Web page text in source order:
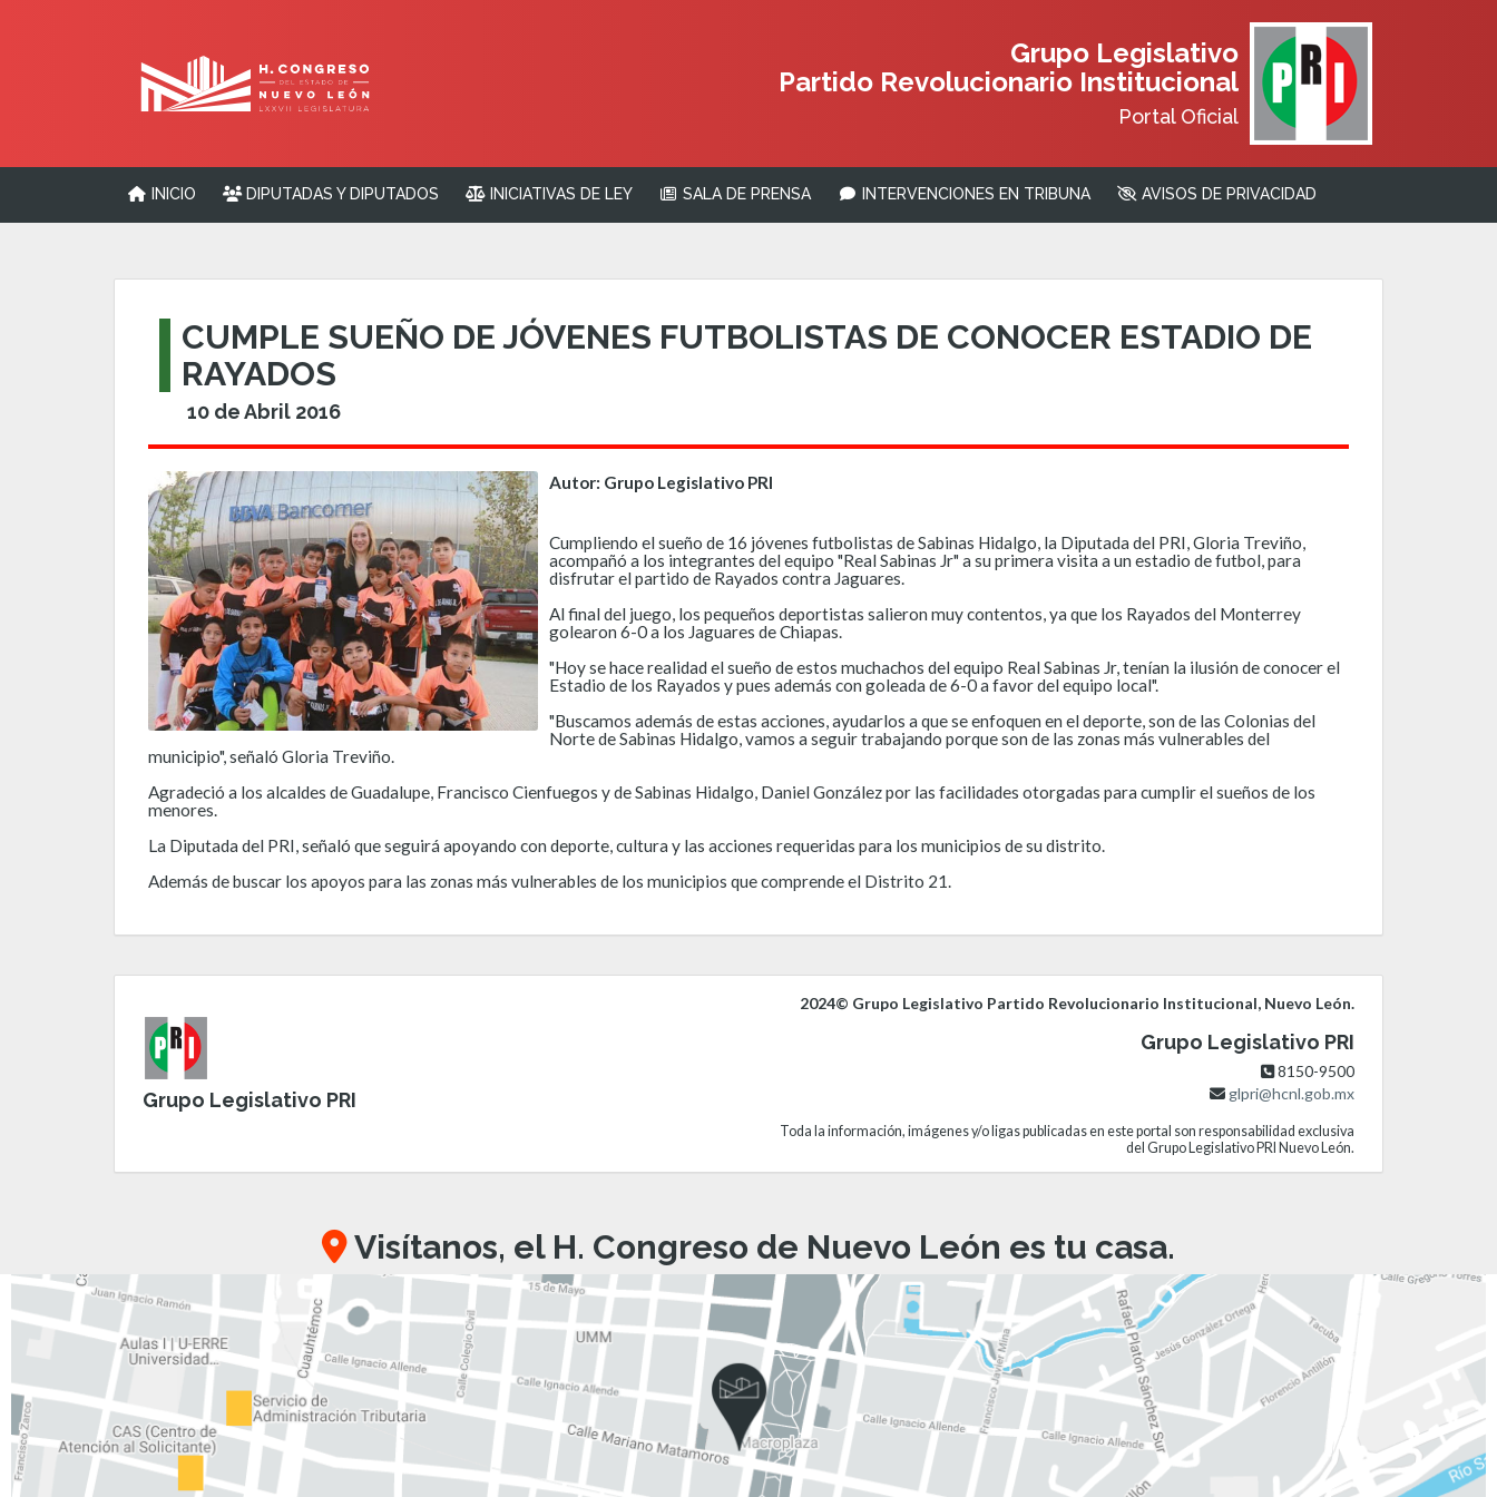
Grupo Legislativo
Partido Revolucionario Institucional
Portal Oficial
INICIO DIPUTADAS Y DIPUTADOS INICIATIVAS DE LEY SALA DE PRENSA INTERVENCIONES EN TRIBUNA AVISOS DE PRIVACIDAD
CUMPLE SUEÑO DE JÓVENES FUTBOLISTAS DE CONOCER ESTADIO DE
RAYADOS
10 de Abril 2016
Autor: Grupo Legislativo PRI
Cumpliendo el sueño de 16 jóvenes futbolistas de Sabinas Hidalgo, la Diputada del PRI, Gloria Treviño,
acompañó a los integrantes del equipo "Real Sabinas Jr" a su primera visita a un estadio de futbol, para
disfrutar el partido de Rayados contra Jaguares.
Al final del juego, los pequeños deportistas salieron muy contentos, ya que los Rayados del Monterrey
golearon 6-0 a los Jaguares de Chiapas.
"Hoy se hace realidad el sueño de estos muchachos del equipo Real Sabinas Jr, tenían la ilusión de conocer el
Estadio de los Rayados y pues además con goleada de 6-0 a favor del equipo local".
"Buscamos además de estas acciones, ayudarlos a que se enfoquen en el deporte, son de las Colonias del
Norte de Sabinas Hidalgo, vamos a seguir trabajando porque son de las zonas más vulnerables del
municipio", señaló Gloria Treviño.
Agradeció a los alcaldes de Guadalupe, Francisco Cienfuegos y de Sabinas Hidalgo, Daniel González por las facilidades otorgadas para cumplir el sueños de los
menores.
La Diputada del PRI, señaló que seguirá apoyando con deporte, cultura y las acciones requeridas para los municipios de su distrito.
Además de buscar los apoyos para las zonas más vulnerables de los municipios que comprende el Distrito 21.
Grupo Legislativo PRI
2024© Grupo Legislativo Partido Revolucionario Institucional, Nuevo León.
Grupo Legislativo PRI
8150-9500
glpri@hcnl.gob.mx
Toda la información, imágenes y/o ligas publicadas en este portal son responsabilidad exclusiva
del Grupo Legislativo PRI Nuevo León.
Visítanos, el H. Congreso de Nuevo León es tu casa.